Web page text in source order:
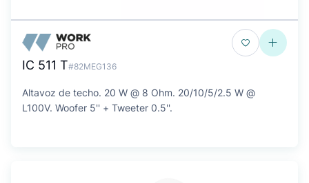
IC 511 T#82MEG136
Altavoz de techo. 20 W @ 8 Ohm. 20/10/5/2.5 W @
L100V. Woofer 5'' + Tweeter 0.5''.